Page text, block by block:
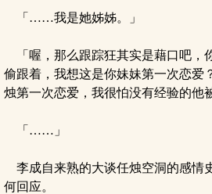
「……我是她姊姊。」
「喔，那么跟踪狂其实是藉口吧，
偷跟着，我想这是你妹妹第一次恋爱
烛第一次恋爱，我很怕没有经验的他
「……」
李成自来熟的大谈任烛空洞的感情
何回应。